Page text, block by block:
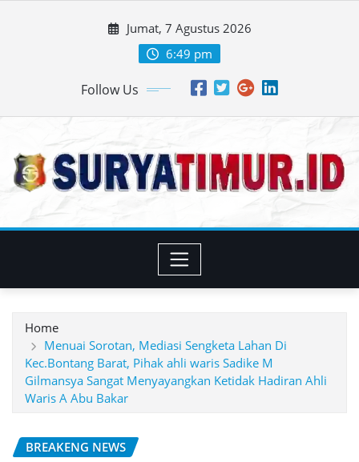
Jumat, 7 Agustus 2026
6:49 pm
Follow Us
Home
Menuai Sorotan, Mediasi Sengketa Lahan Di
Kec.Bontang Barat, Pihak ahli waris Sadike M
Gilmansya Sangat Menyayangkan Ketidak Hadiran Ahli
Waris A Abu Bakar
BREAKENG NEWS